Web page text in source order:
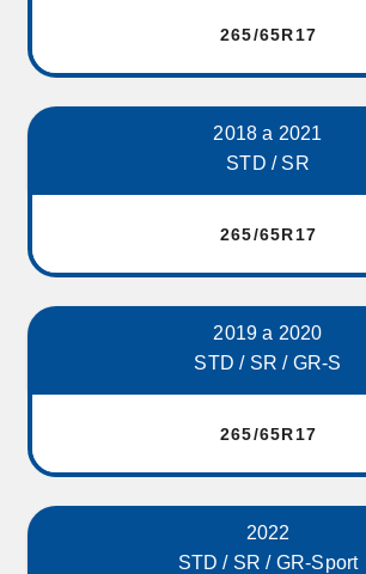
265/65R17
2018 a 2021
STD / SR
265/65R17
2019 a 2020
STD / SR / GR-S
265/65R17
2022
STD / SR / GR-Sport